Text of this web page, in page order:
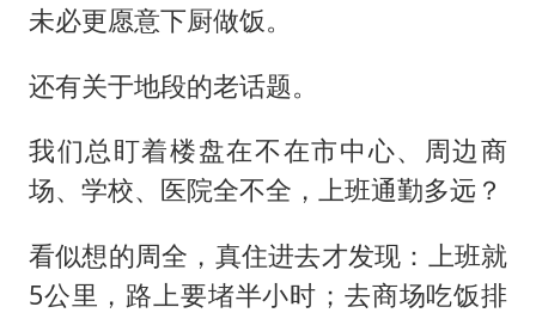
多所幼师院校开设养老专业
习近平心系体育强国建设
未必更愿意下厨做饭。
还有关于地段的老话题。
我们总盯着楼盘在不在市中心、周边商
场、学校、医院全不全，上班通勤多远？
看似想的周全，真住进去才发现：上班就
5公里，路上要堵半小时；去商场吃饭排